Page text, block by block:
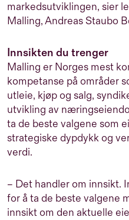
markedsutviklingen, sier
Malling, Andreas Staubo
Innsikten du trenger
Malling er Norges mest
kompetanse på områder
utleie, kjøp og salg,
utvikling av
ta de beste valgene som
strategiske dypdykk og
verdi.
– Det handler om innsikt.
for å ta de beste valgene
innsikt om den aktuelle